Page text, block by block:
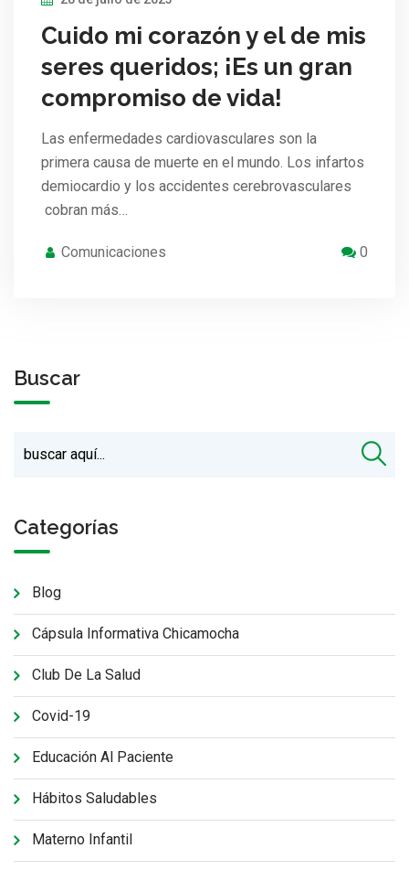
Cuido mi corazón y el de mis
seres queridos; ¡Es un gran
compromiso de vida!
Las enfermedades cardiovasculares son la
primera causa de muerte en el mundo. Los infartos
demiocardio y los accidentes cerebrovasculares
cobran más…
Comunicaciones 0
Buscar
Categorías
Blog
Cápsula Informativa Chicamocha
Club De La Salud
Covid-19
Educación Al Paciente
Hábitos Saludables
Materno Infantil